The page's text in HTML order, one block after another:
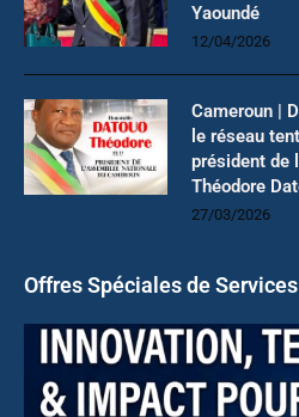
Yaoundé
12/04/2026
Cameroun |
le réseau
président de
Théodore
27/03/2026
Offres Spéciales de Services